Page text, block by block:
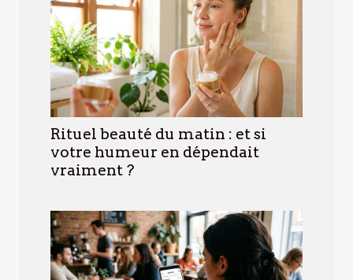
Rituel beauté du matin : et si
votre humeur en dépendait
vraiment ?